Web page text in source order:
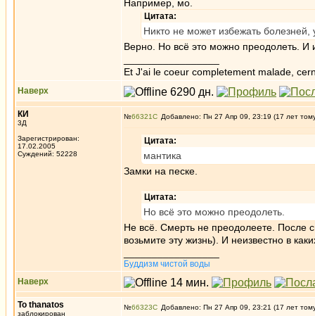
Например, мо.
Цитата:
Никто не может избежать
Верно. Но всё это можно преодолеть. И
Et J'ai le coeur completement malade,
Наверх
КИ
3Д
Зарегистрирован:
17.02.2005
Суждений: 52228
№66321 Добавлено: Пн 27 Апр 09, 23:19 (17 лет
Цитата:
мантика
Замки на песке.
Цитата:
Но всё это можно преодолеть.
Не всё. Смерть не преодолеете. После
возьмите эту жизнь). И неизвестно в
Буддизм чистой воды
Наверх
To thanatos
заблокирован
№66323 Добавлено: Пн 27 Апр 09, 23:21 (17 лет